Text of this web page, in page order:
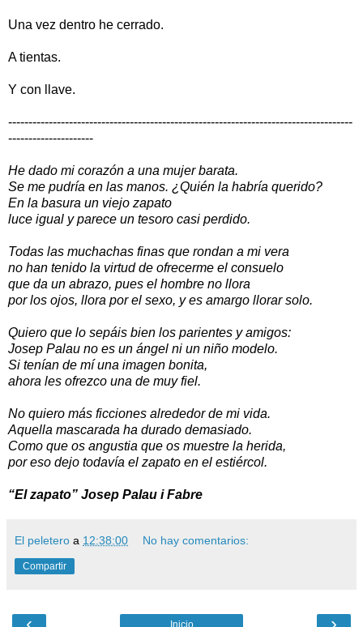
Una vez dentro he cerrado.
A tientas.
Y con llave.
-------------------------------------------------------------------------------------
---------------------
He dado mi corazón a una mujer barata.
Se me pudría en las manos. ¿Quién la habría querido?
En la basura un viejo zapato
luce igual y parece un tesoro casi perdido.
Todas las muchachas finas que rondan a mi vera
no han tenido la virtud de ofrecerme el consuelo
que da un abrazo, pues el hombre no llora
por los ojos, llora por el sexo, y es amargo llorar solo.
Quiero que lo sepáis bien los parientes y amigos:
Josep Palau no es un ángel ni un niño modelo.
Si tenían de mí una imagen bonita,
ahora les ofrezco una de muy fiel.
No quiero más ficciones alrededor de mi vida.
Aquella mascarada ha durado demasiado.
Como que os angustia que os muestre la herida,
por eso dejo todavía el zapato en el estiércol.
“El zapato” Josep Palau i Fabre
El peletero a 12:38:00 No hay comentarios:
Compartir
Inicio